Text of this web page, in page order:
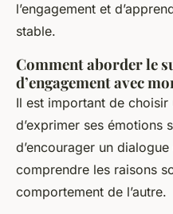
l’engagement et
stable.
Comment aborder le
d’engagement avec
Il est important de choisir
d’exprimer ses émotions
d’encourager un
comprendre les raisons
comportement de l’autre.